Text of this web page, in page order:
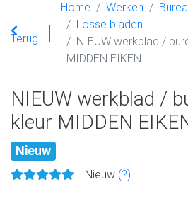
Terug
Home Werken
Losse bladen
NIEUW werkblad /
MIDDEN EIKEN
NIEUW werkblad /
kleur MIDDEN
Nieuw
Nieuw (?)